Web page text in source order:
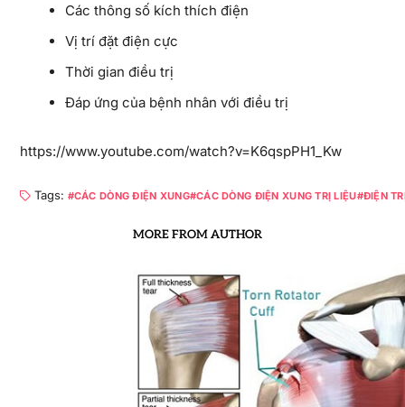
Các thông số kích thích điện
Vị trí đặt điện cực
Thời gian điều trị
Đáp ứng của bệnh nhân với điều trị
https://www.youtube.com/watch?v=K6qspPH1_Kw
Tags: CÁC DÒNG ĐIỆN XUNG CÁC DÒNG ĐIỆN XUNG TRỊ LIỆU ĐIỆN
MORE FROM AUTHOR